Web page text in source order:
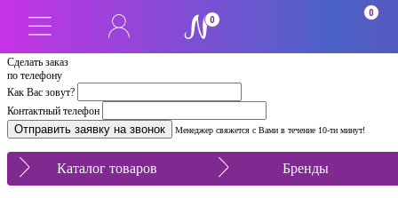
Сделать заказ
по телефону
Как Вас зовут?
Контактный телефон
Менеджер свяжется с Вами в течение 10-ти минут!
0
0
Каталог товаров Бренды